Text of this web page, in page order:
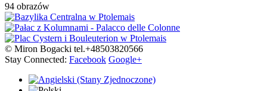
94 obrazów
© Miron Bogacki tel.+48503820566
Stay Connected: Facebook Google+